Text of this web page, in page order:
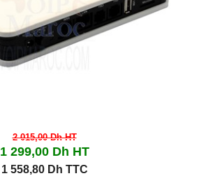
2 015,00 DhHT
1 299,00 Dh HT
1 558,80 Dh TTC